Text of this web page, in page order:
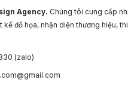
Agency. Chúng tôi cung cấp
kế đồ họa, nhận diện thương hiệu,
(zalo)